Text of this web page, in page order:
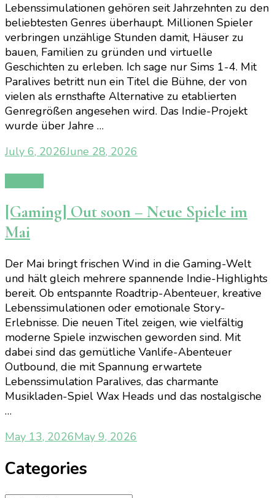
Lebenssimulationen gehören seit Jahrzehnten zu den
beliebtesten Genres überhaupt. Millionen Spieler
verbringen unzählige Stunden damit, Häuser zu
bauen, Familien zu gründen und virtuelle
Geschichten zu erleben. Ich sage nur Sims 1-4. Mit
Paralives betritt nun ein Titel die Bühne, der von
vielen als ernsthafte Alternative zu etablierten
Genregrößen angesehen wird. Das Indie-Projekt
wurde über Jahre …
July 6, 2026June 28, 2026
[Gaming] Out soon – Neue Spiele im
Mai
Der Mai bringt frischen Wind in die Gaming-Welt
und hält gleich mehrere spannende Indie-Highlights
bereit. Ob entspannte Roadtrip-Abenteuer, kreative
Lebenssimulationen oder emotionale Story-
Erlebnisse. Die neuen Titel zeigen, wie vielfältig
moderne Spiele inzwischen geworden sind. Mit
dabei sind das gemütliche Vanlife-Abenteuer
Outbound, die mit Spannung erwartete
Lebenssimulation Paralives, das charmante
Musikladen-Spiel Wax Heads und das nostalgische
…
May 13, 2026May 9, 2026
Categories